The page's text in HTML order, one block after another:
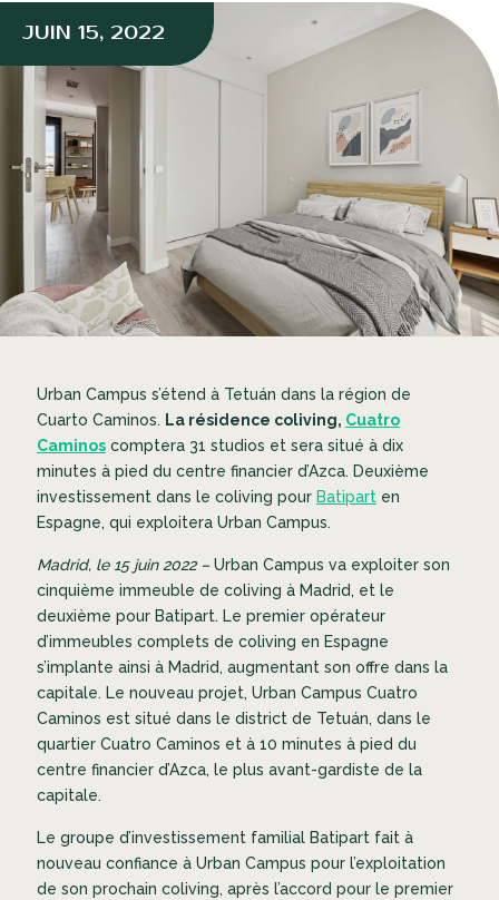
JUIN 15, 2022
Urban Campus s’étend à Tetuán dans la région de
Cuarto Caminos. La résidence coliving, Cuatro
Caminoscomptera 31 studios et sera situé à dix
minutes à pied du centre financier d’Azca. Deuxième
investissement dans le coliving pour Batiparten
Espagne, qui exploitera Urban Campus.
Madrid, le 15 juin 2022 –Urban Campus va exploiter son
cinquième immeuble de coliving à Madrid, et le
deuxième pour Batipart. Le premier opérateur
d’immeubles complets de coliving en Espagne
s’implante ainsi à Madrid, augmentant son offre dans la
capitale. Le nouveau projet, Urban Campus Cuatro
Caminos est situé dans le district de Tetuán, dans le
quartier Cuatro Caminos et à 10 minutes à pied du
centre financier d’Azca, le plus avant-gardiste de la
capitale.
Le groupe d’investissement familial Batipart fait à
nouveau confiance à Urban Campus pour l’exploitation
de son prochain coliving, après l’accord pour le premier